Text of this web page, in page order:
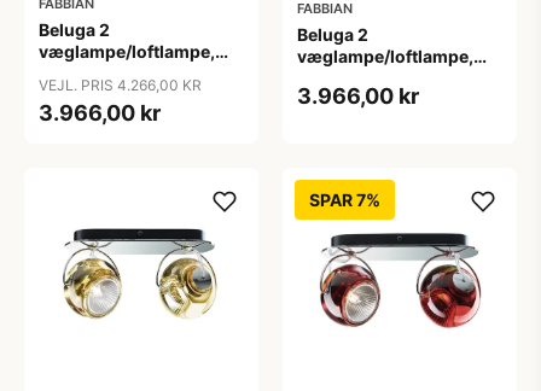
FABBIAN
Beluga 2
væglampe/loftlampe,
VEJL. PRIS 4.266,00 KR
3.966,00 kr
FABBIAN
Beluga 2
væglampe/loftlampe,
3.966,00 kr
SPAR 7%